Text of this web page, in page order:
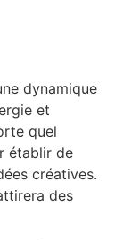
dynamique
et
quel
établir de
créatives.
des